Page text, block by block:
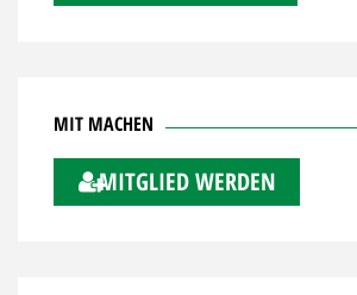
MIT MACHEN
MITGLIED WERDEN